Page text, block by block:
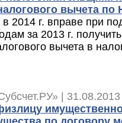
вычета
2014 г. вправе при
за 2013 г.
вычета в
|